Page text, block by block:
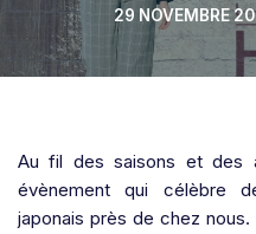
29 NOVEMBRE
Au fil des saisons et des
évènement qui célèbre
japonais près de chez